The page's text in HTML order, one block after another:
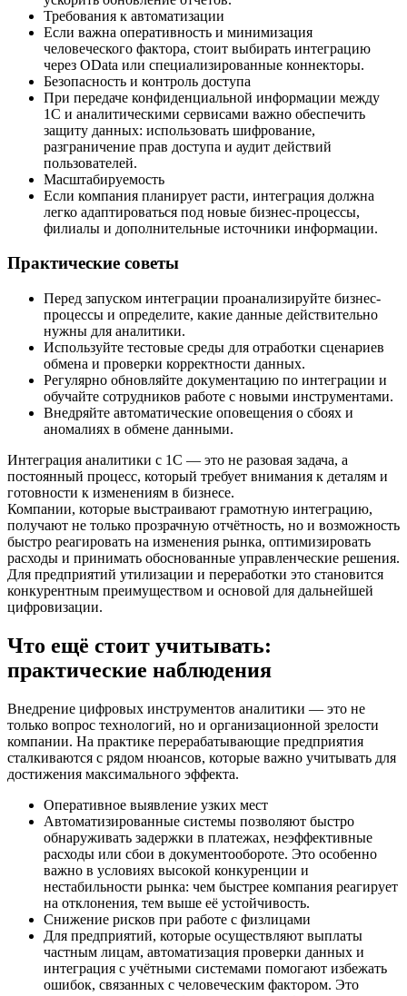
Требования к автоматизации
Если важна оперативность и минимизация
человеческого фактора, стоит выбирать интеграцию
через OData или специализированные коннекторы.
Безопасность и контроль доступа
При передаче конфиденциальной информации между
1С и аналитическими сервисами важно обеспечить
защиту данных: использовать шифрование,
разграничение прав доступа и аудит действий
пользователей.
Масштабируемость
Если компания планирует расти, интеграция должна
легко адаптироваться под новые бизнес-процессы,
филиалы и дополнительные источники информации.
Практические советы
Перед запуском интеграции проанализируйте бизнес-
процессы и определите, какие данные действительно
нужны для аналитики.
Используйте тестовые среды для отработки сценариев
обмена и проверки корректности данных.
Регулярно обновляйте документацию по интеграции и
обучайте сотрудников работе с новыми инструментами.
Внедряйте автоматические оповещения о сбоях и
аномалиях в обмене данными.
Интеграция аналитики с 1С — это не разовая задача, а
постоянный процесс, который требует внимания к деталям и
готовности к изменениям в бизнесе.
Компании, которые выстраивают грамотную интеграцию,
получают не только прозрачную отчётность, но и возможность
быстро реагировать на изменения рынка, оптимизировать
расходы и принимать обоснованные управленческие решения.
Для предприятий утилизации и переработки это становится
конкурентным преимуществом и основой для дальнейшей
цифровизации.
Что ещё стоит учитывать:
практические наблюдения
Внедрение цифровых инструментов аналитики — это не
только вопрос технологий, но и организационной зрелости
компании. На практике перерабатывающие предприятия
сталкиваются с рядом нюансов, которые важно учитывать для
достижения максимального эффекта.
Оперативное выявление узких мест
Автоматизированные системы позволяют быстро
обнаруживать задержки в платежах, неэффективные
расходы или сбои в документообороте. Это особенно
важно в условиях высокой конкуренции и
нестабильности рынка: чем быстрее компания реагирует
на отклонения, тем выше её устойчивость.
Снижение рисков при работе с физлицами
Для предприятий, которые осуществляют выплаты
частным лицам, автоматизация проверки данных и
интеграция с учётными системами помогают избежать
ошибок, связанных с человеческим фактором. Это